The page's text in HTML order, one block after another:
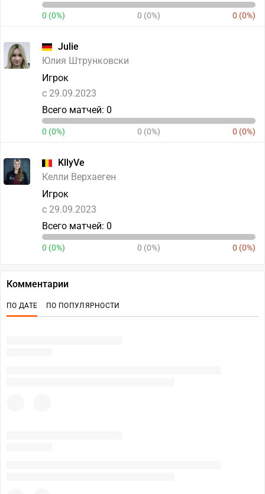
0 (0%) 0 (0%) 0 (0%)
Julie
Юлия Штрунковски
Игрок
c 29.09.2023
Всего матчей: 0
0 (0%) 0 (0%) 0 (0%)
KllyVe
Келли Верхаеген
Игрок
c 29.09.2023
Всего матчей: 0
0 (0%) 0 (0%) 0 (0%)
Комментарии
ПО ДАТЕ ПО ПОПУЛЯРНОСТИ